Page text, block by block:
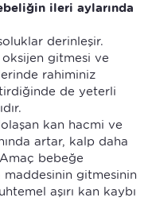
ileri aylarında
derinleşir.
gitmesi ve
rahiminiz
de yeterli
kan hacmi ve
artar, kalp daha
Amaç bebeğe
maddesinin gitmesinin
aşırı kan kaybı